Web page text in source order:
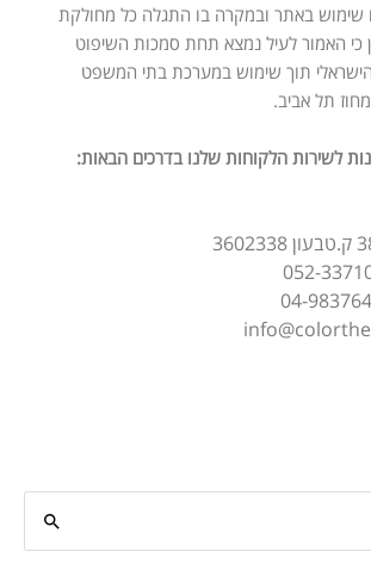
באתר ובמקרה בו התגלה כל מחולקת
האמור לעיל נמצא תחת סמכות השיפוט
תוך שימוש במערכת בתי המשפט
תל אביב.
לשירות הלקוחות שלנו בדרכים הבאות: